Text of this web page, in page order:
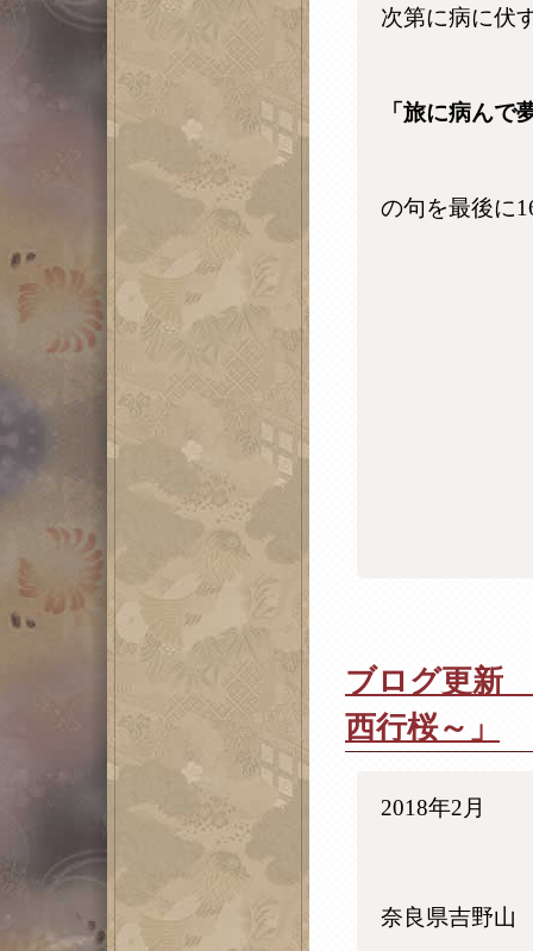
次第に病に伏
「旅に病んで
の句を最後に
ブログ更新
西行桜～」
2018年2月
奈良県吉野山